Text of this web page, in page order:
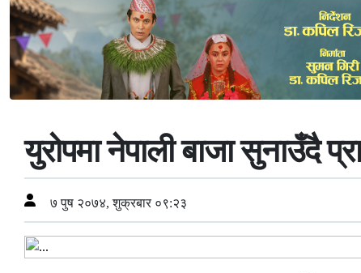
युरोपमा नेपाली बाजा सुनाउँदै
७ पुष २०७४, शुक्रबार ०९:२३